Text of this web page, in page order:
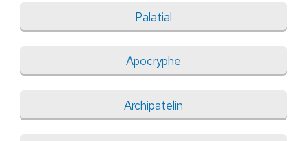
Palatial
Apocryphe
Archipatelin